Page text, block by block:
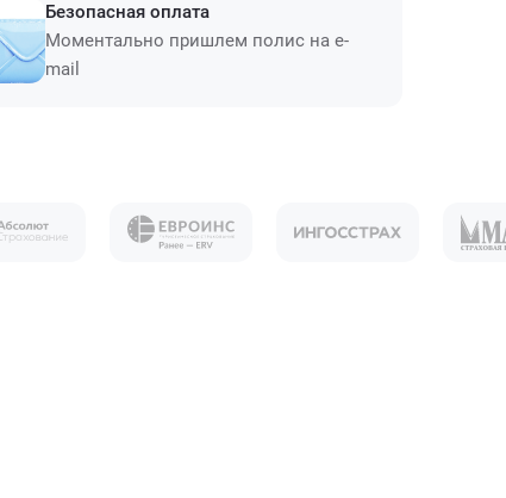
Безопасная оплата
Моментально пришлем полис на e-
mail